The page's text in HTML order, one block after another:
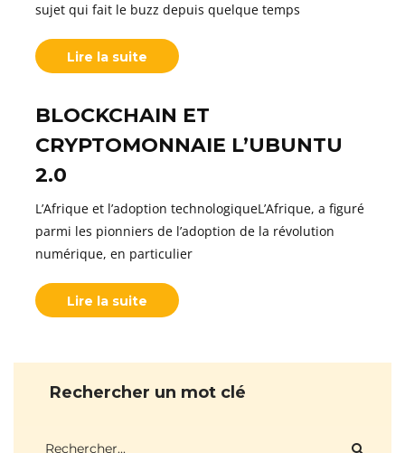
sujet qui fait le buzz depuis quelque temps
Lire la suite
BLOCKCHAIN ET
CRYPTOMONNAIE L’UBUNTU
2.0
L’Afrique et l’adoption technologiqueL’Afrique, a figuré
parmi les pionniers de l’adoption de la révolution
numérique, en particulier
Lire la suite
Rechercher un mot clé